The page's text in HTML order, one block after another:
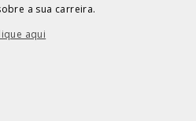
a sua carreira.
aqui